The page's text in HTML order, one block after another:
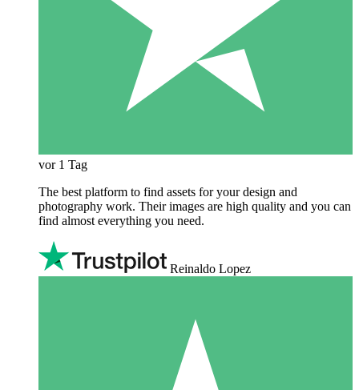
vor 1 Tag
The best platform to find assets for your design and
photography work. Their images are high quality and you can
find almost everything you need.
Reinaldo Lopez